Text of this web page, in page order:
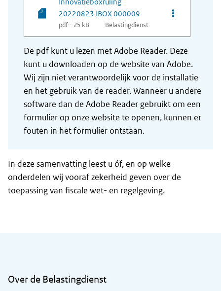
20220823 IBOX 000009
pdf - 25 kB Belastingdienst
Opties van
De pdf kunt u lezen met Adobe Reader. Deze
kunt u downloaden op de website van Adobe.
Wij zijn niet verantwoordelijk voor de installatie
en het gebruik van de reader. Wanneer u andere
software dan de Adobe Reader gebruikt om een
formulier op onze website te openen, kunnen er
fouten in het formulier ontstaan.
In deze samenvatting leest u óf, en op welke
onderdelen wij vooraf zekerheid geven over de
toepassing van fiscale wet- en regelgeving.
Over de Belastingdienst